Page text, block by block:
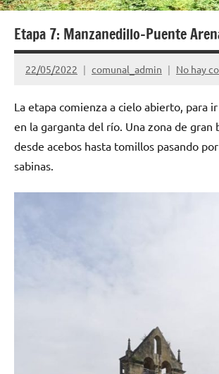
sido,
y
serán.
ABC:
Batzarre,
Comunal.
Etapa 7: Manzanedillo-Puente
22/05/2022 comunal_admin No hay
La etapa comienza a cielo abierto, para
en la garganta del río. Una zona de gran
desde acebos hasta tomillos pasando
sabinas.